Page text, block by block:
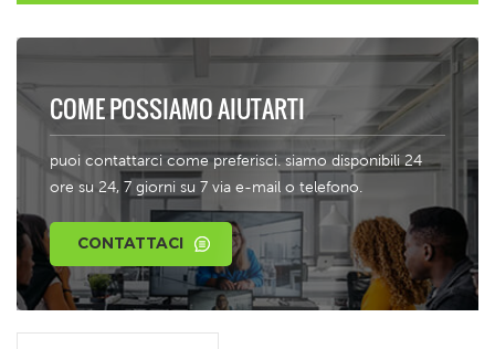
COME POSSIAMO AIUTARTI
puoi contattarci come preferisci. siamo disponibili 24
ore su 24, 7 giorni su 7 via e-mail o telefono.
CONTATTACI